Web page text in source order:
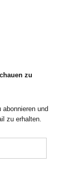
zu
und
zu erhalten.